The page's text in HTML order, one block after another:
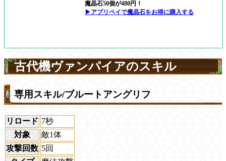
魔晶石50個が480円！
▶アプリペイで魔晶石をお得に購入する
古代機ヴァンパイアのスキル
専用スキル/ブルートアングリフ
リロード 7秒
対象
敵1体
攻撃回数 5回